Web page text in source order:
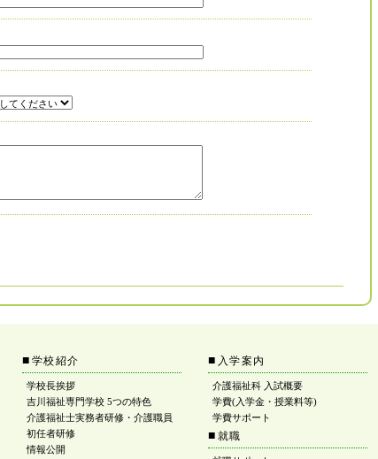
■ 学校紹介
学校長挨拶
吉川福祉専門学校 5つの特色
介護福祉士実務者研修・介護職員
初任者研修
情報公開
■ 入学案内
介護福祉科 入試概要
学費(入学金・授業料等)
学費サポート
■ 就職